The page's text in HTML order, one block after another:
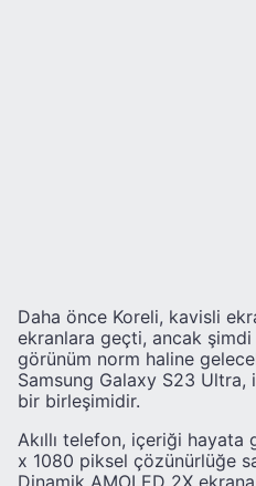
Daha önce Koreli, kavisli
ekranlara geçti, ancak
görünüm norm haline
Samsung Galaxy S23
bir birleşimidir.
Akıllı telefon, içeriği
x 1080 piksel çözünürlüğe